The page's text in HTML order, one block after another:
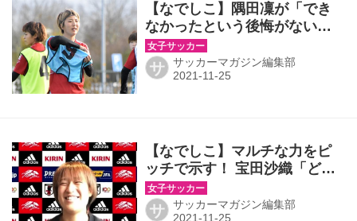
【なでしこ】隅田凜が「でき
なかったという後悔がないよ
うに」やりきるオランダ遠
征。｢仕掛けること、ゴールを
意識したプレーを｣
サ サッカーマガジン編集部
【なでしこ】マルチな力をピ
ッチで示す！ 宝田沙織「どの
ポジションでも自分らしく戦
う」
サ サッカーマガジン編集部